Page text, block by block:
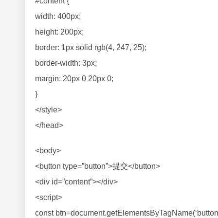
width: 400px;
height: 200px;
border: 1px solid rgb(4, 247, 25);
border-width: 3px;
margin: 20px 0 20px 0;
}
</style>
</head>
<body>
<button type=”button”>提交</button>
<div id=”content”></div>
<script>
const